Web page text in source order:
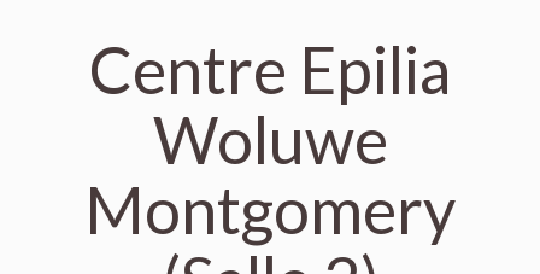
Centre Epilia
Woluwe
Montgomery